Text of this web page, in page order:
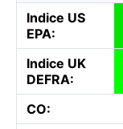
Indice US
EPA:
Indice UK
DEFRA:
CO: